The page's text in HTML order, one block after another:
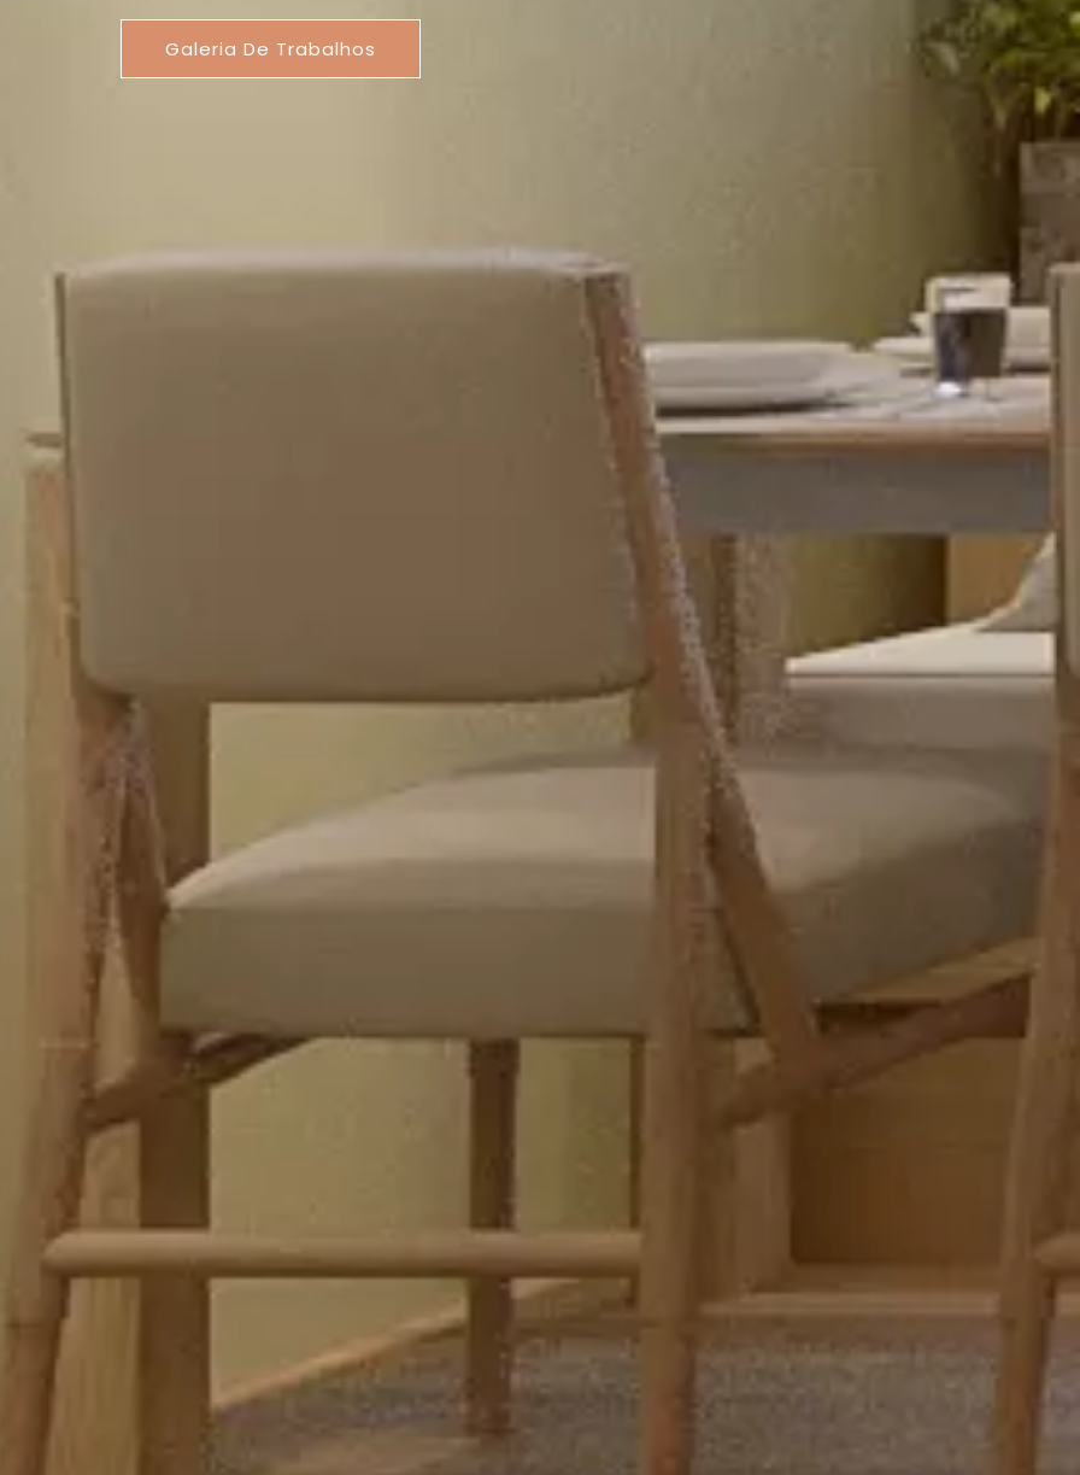
Galeria De Trabalhos